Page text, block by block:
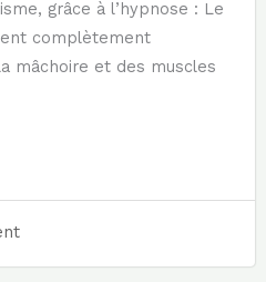
grâce à l’hypnose : Le
complètement
mâchoire et des muscles